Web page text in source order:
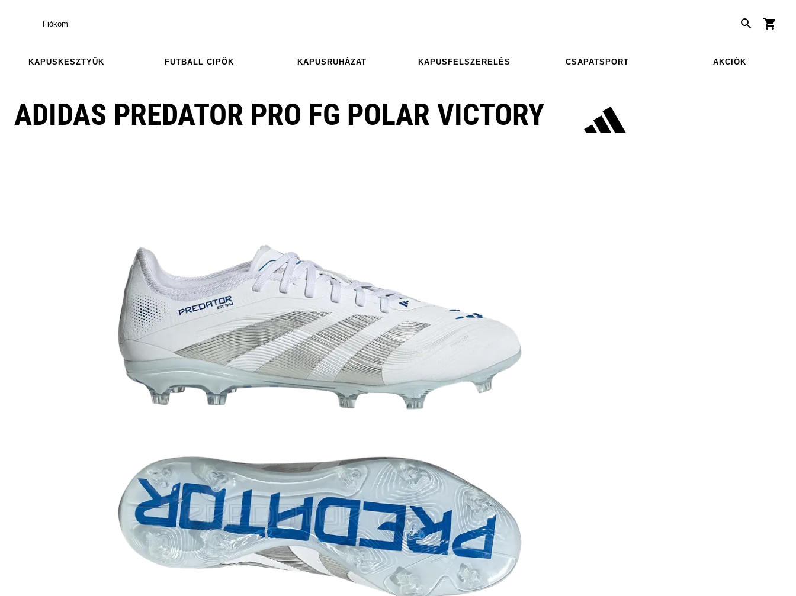
Fiókom
KAPUSKESZTYŰK FUTBALL CIPŐK KAPUSRUHÁZAT KAPUSFELSZERELÉS CSAPATSPORT AKCIÓK
ADIDAS PREDATOR PRO FG POLAR VICTORY